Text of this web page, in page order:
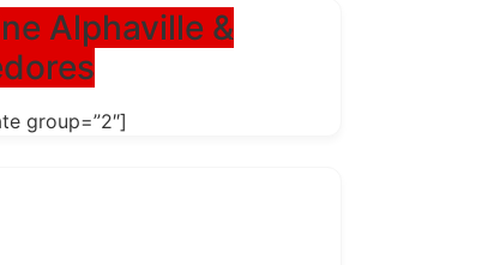
Alphaville &
group=”2″]